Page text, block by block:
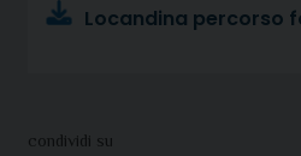
Locandina percorso
condividi su